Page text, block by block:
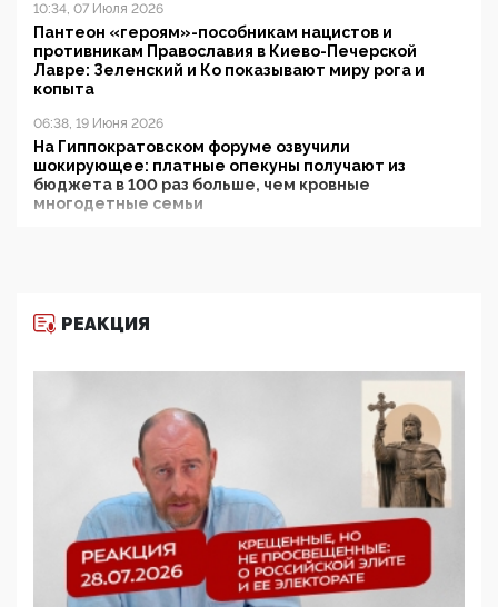
10:34, 07 Июля 2026
Пантеон «героям»-пособникам нацистов и
противникам Православия в Киево-Печерской
Лавре: Зеленский и Ко показывают миру рога и
копыта
06:38, 19 Июня 2026
На Гиппократовском форуме озвучили
шокирующее: платные опекуны получают из
бюджета в 100 раз больше, чем кровные
многодетные семьи
11:53, 09 Июня 2026
деятельность ИИТО ЮНЕСКО в России, но
цифроглобалисты продолжают определять
повестку в образовании
09:43, 01 Июня 2026
5G за счет здоровья граждан: Минцифры намерено
отобрать у регионов и муниципалитетов право
защищать жилые дома и социальные объекты от
05:58, 26 Мая 2026
Роскомнадзор освободили от борца с
РЕАКЦИЯ